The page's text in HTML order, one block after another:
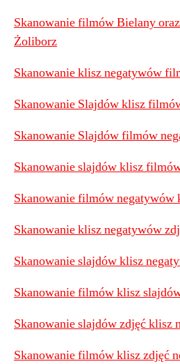
Skanowanie filmów Bielany
Żoliborz
Skanowanie klisz negatywów
Skanowanie Slajdów klisz
Skanowanie Slajdów filmów
Skanowanie slajdów klisz
Skanowanie filmów negatywów
Skanowanie klisz negatywów
Skanowanie slajdów klisz
Skanowanie filmów klisz
Skanowanie slajdów zdjęć klisz
Skanowanie filmów klisz zdjęć